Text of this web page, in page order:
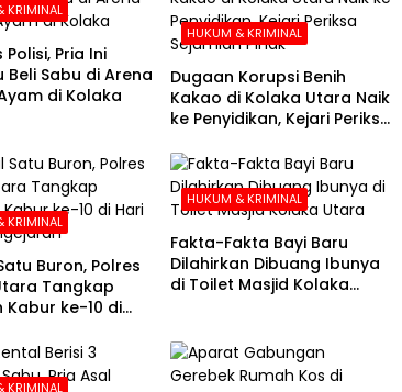
KRIMINAL
Polisi, Pria Ini
Beli Sabu di Arena
di Kolaka
HUKUM & KRIMINAL
Dugaan Korupsi Benih
Kakao di Kolaka Utara Naik
ke Penyidikan, Kejari Periksa
KRIMINAL
Buron, Polres
Tangkap
Kabur ke-10 di
HUKUM & KRIMINAL
Fakta-Fakta Bayi Baru
Dilahirkan Dibuang Ibunya
di Toilet Masjid Kolaka
KRIMINAL